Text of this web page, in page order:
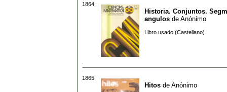
1864.
Historia. Conjuntos.
angulos de Anónimo
Libro usado (Castellano)
1865.
Hitos de Anónimo